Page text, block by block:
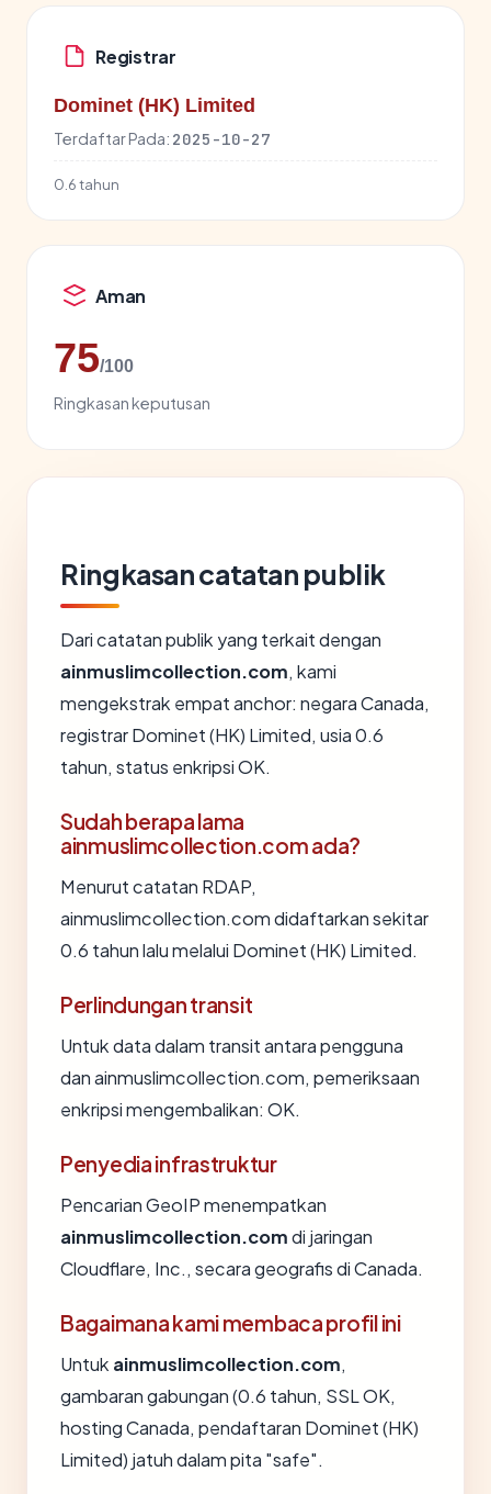
Registrar
Dominet (HK) Limited
Terdaftar Pada: 2025-10-27
0.6 tahun
Aman
75/100
Ringkasan keputusan
Ringkasan catatan publik
Dari catatan publik yang terkait dengan
ainmuslimcollection.com, kami
mengekstrak empat anchor: negara Canada,
registrar Dominet (HK) Limited, usia 0.6
tahun, status enkripsi OK.
Sudah berapa lama
ainmuslimcollection.com ada?
Menurut catatan RDAP,
ainmuslimcollection.com didaftarkan sekitar
0.6 tahun lalu melalui Dominet (HK) Limited.
Perlindungan transit
Untuk data dalam transit antara pengguna
dan ainmuslimcollection.com, pemeriksaan
enkripsi mengembalikan: OK.
Penyedia infrastruktur
Pencarian GeoIP menempatkan
ainmuslimcollection.comdi jaringan
Cloudflare, Inc., secara geografis di Canada.
Bagaimana kami membaca profil ini
Untuk ainmuslimcollection.com,
gambaran gabungan (0.6 tahun, SSL OK,
hosting Canada, pendaftaran Dominet (HK)
Limited) jatuh dalam pita "safe".